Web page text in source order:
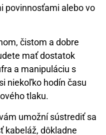
povinnosťami alebo vo
čistom a dobre
mať dostatok
a manipuláciu s
niekoľko hodín času
tlaku.
umožní sústrediť sa
kabeláž, dôkladne